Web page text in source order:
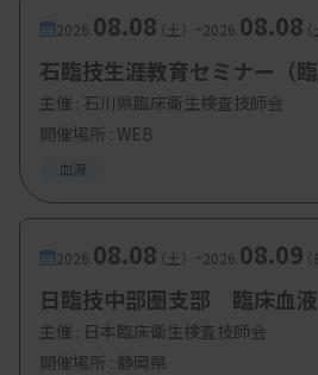
2026. 08.08（土） -2026. 08.08（
石臨技生涯教育セミナー（臨
主催 : 石川県臨床衛生検査技師会
開催場所 : WEB
血液
2026. 08.08（土） -2026. 08.09（
日臨技中部圏支部 臨床血
主催 : 日本臨床衛生検査技師会
開催場所 : 静岡県